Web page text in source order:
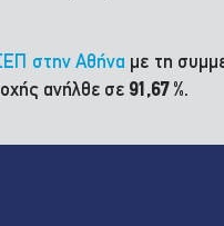
στην Αθήνα με τη
ανήλθε σε 91,67 %.